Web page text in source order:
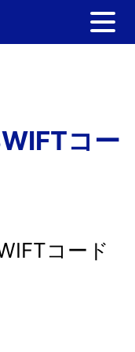
コー
コード